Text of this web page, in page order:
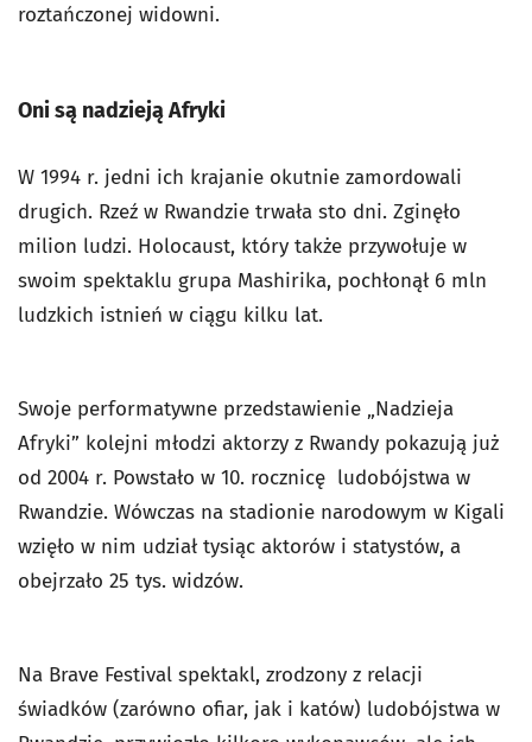
roztańczonej widowni.
Oni są nadzieją Afryki
W 1994 r. jedni ich krajanie okutnie zamordowali
drugich. Rzeź w Rwandzie trwała sto dni. Zginęło
milion ludzi. Holocaust, który także przywołuje w
swoim spektaklu grupa Mashirika, pochłonął 6 mln
ludzkich istnień w ciągu kilku lat.
Swoje performatywne przedstawienie „Nadzieja
Afryki” kolejni młodzi aktorzy z Rwandy pokazują już
od 2004 r. Powstało w 10. rocznicę ludobójstwa w
Rwandzie. Wówczas na stadionie narodowym w Kigali
wzięło w nim udział tysiąc aktorów i statystów, a
obejrzało 25 tys. widzów.
Na Brave Festival spektakl, zrodzony z relacji
świadków (zarówno ofiar, jak i katów) ludobójstwa w